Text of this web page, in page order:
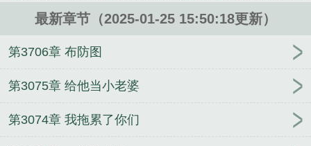
水之王八尾狐最后结局
风水之王有声
风水之王白弥
勒是谁 风水之王最新更新全文 国学风水大师
之王女主有几个
风水之王
弹窗
风水之王前面几部叫什么
风水之王吴劫和八尾
文阅读 风水之王txt 风水之王李玄通最新章节
风水
最新章节（2025-01-25 15:50:18更新）
第3706章 布防图
第3075章 给他当小老婆
第3074章 我拖累了你们